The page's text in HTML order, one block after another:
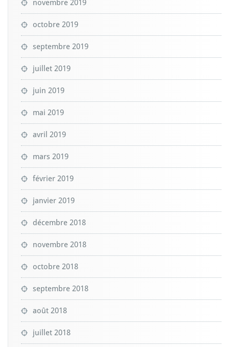
novembre 2019
octobre 2019
septembre 2019
juillet 2019
juin 2019
mai 2019
avril 2019
mars 2019
février 2019
janvier 2019
décembre 2018
novembre 2018
octobre 2018
septembre 2018
août 2018
juillet 2018